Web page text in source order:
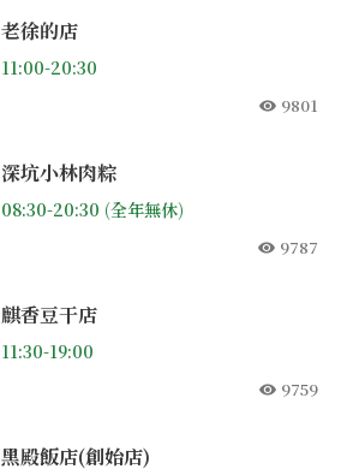
老徐的店
11:00-20:30
人氣
9801
深坑小林肉粽
08:30-20:30 (全年無休)
人氣
9787
麒香豆干店
11:30-19:00
人氣
9759
黑殿飯店(創始店)